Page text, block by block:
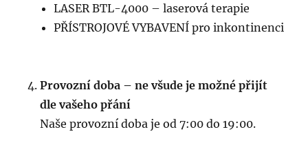
LASER BTL-4000 – laserová terapie
PŘÍSTROJOVÉ VYBAVENÍ pro inkontinenci
Provozní doba – ne všude je možné přijít
dle vašeho přání
Naše provozní doba je od 7:00 do 19:00.